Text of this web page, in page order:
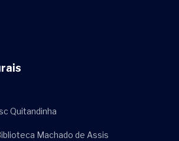
Quitandinha
Machado de Assis